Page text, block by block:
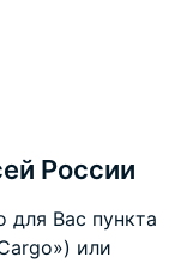
России
для Вас пункта
или